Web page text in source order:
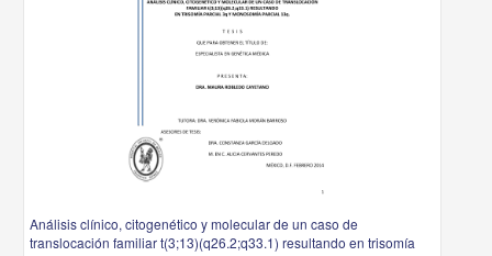
Análisis clínico, citogenético y molecular de un caso de
translocación familiar t(3;13)(q26.2;q33.1) resultando en trisomía